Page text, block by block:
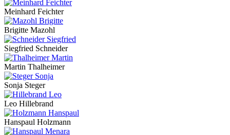
Meinhard Feichter
Brigitte Mazohl
Siegfried Schneider
Martin Thalheimer
Sonja Steger
Leo Hillebrand
Hanspaul Holzmann